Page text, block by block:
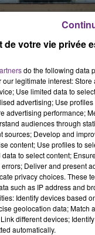
DE
institutions du
JouéClub est
8h44
8h44
de votre vie privée
do the following data
legitimate interest: Store
Use limited data to
advertising; Use
advertising performance;
audiences through
sources; Develop and
content; Use profiles to
to select content;
Deliver and present
privacy choices. These
such as IP address and
Identify devices based
geolocation data; Match
different devices;
automatically.